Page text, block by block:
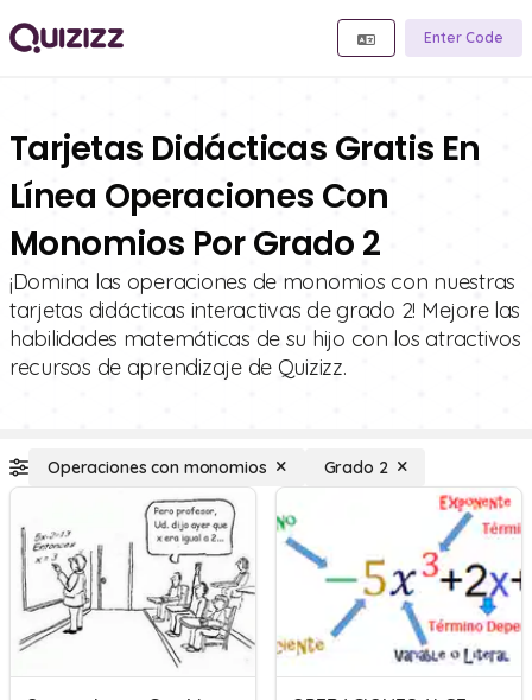
Enter Code
Tarjetas Didácticas Gratis En
Línea Operaciones Con
Monomios Por Grado 2
¡Domina las operaciones de monomios con nuestras
tarjetas didácticas interactivas de grado 2! Mejore las
habilidades matemáticas de su hijo con los atractivos
recursos de aprendizaje de Quizizz.
Operaciones con monomios Grado 2